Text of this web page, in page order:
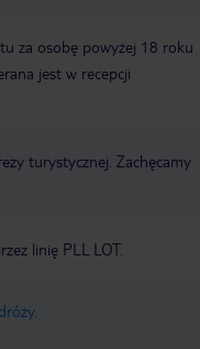
za osobę powyżej 18 roku
jest w recepcji
turystycznej. Zachęcamy
linię PLL LOT.
.